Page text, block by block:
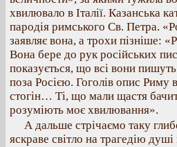
хвилювало в Італії. Казанська
пародія римського Св. Петра.
заявляє вона, а трохи пізніше:
Вона бере до рук російських
показується, що всі вони
поза Росією. Гоголів опис Риму
стогін… Ті, що мали щастя
розуміють моє хвилювання».
А дальше стрічаємо таку
яскраве світло на трагедію